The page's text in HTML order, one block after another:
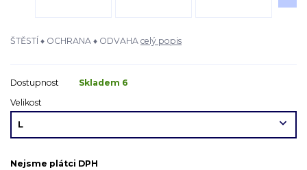
ŠTĚSTÍ ♦ OCHRANA ♦ ODVAHA celý popis
Dostupnost
Skladem 6
Velikost
Nejsme plátci DPH